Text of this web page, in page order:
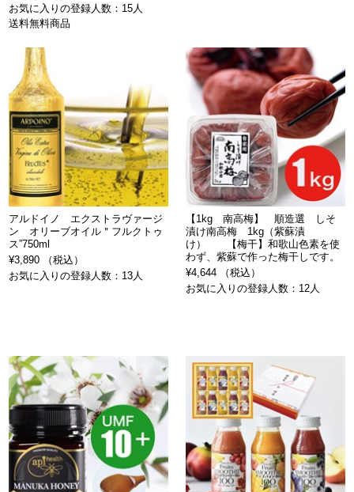
お気に入りの登録人数：15人
送料無料商品
アルドイノ エクストラヴァージ
ン オリーブオイル＂フルクトゥ
ス”750ml
¥3,890 （税込）
お気に入りの登録人数：13人
【1kg 南高梅】 順造選 しそ
漬け南高梅 1kg（紫蘇漬
け） 【梅干】和歌山色素を使
わず、紫蘇で作った梅干しです。
¥4,644 （税込）
お気に入りの登録人数：12人